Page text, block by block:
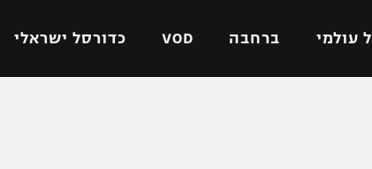
עולמי ברחבה VOD כדורסל ישראלי